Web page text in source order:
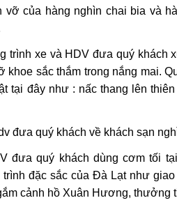
vỡ của hàng nghìn chai bia và
trình xe và HDV đưa quý khách
khoe sắc thắm trong nắng mai.
tại đây như : nấc thang lên
đưa quý khách về khách sạn
đưa quý khách dùng cơm tối
đặc sắc của Đà Lạt như
cảnh hồ Xuân Hương, thưởng